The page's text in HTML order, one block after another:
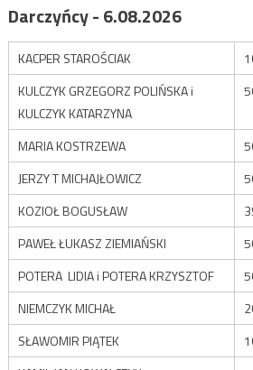
Darczyńcy - 6.08.2026
KACPER STAROŚCIAK
KULCZYK GRZEGORZ POLIŃSKA i
KULCZYK KATARZYNA
MARIA KOSTRZEWA
JERZY T MICHAJŁOWICZ
KOZIOŁ BOGUSŁAW
PAWEŁ ŁUKASZ ZIEMIAŃSKI
POTERA LIDIA i POTERA KRZYSZTOF
NIEMCZYK MICHAŁ
SŁAWOMIR PIĄTEK